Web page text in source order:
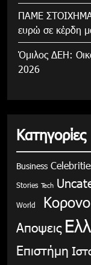
ΠΑΜΕ
ευρώ σε κέρδη
Όμιλος ΔΕΗ:
2026
Κατηγορίες
Business
Stories Tech
World
Αποψεις
Επιστήμη